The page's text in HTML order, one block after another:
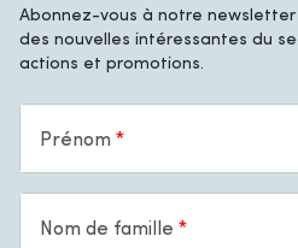
Abonnez-vous à notre
des nouvelles intéressantes du
actions et promotions.
Prénom
Nom de famille